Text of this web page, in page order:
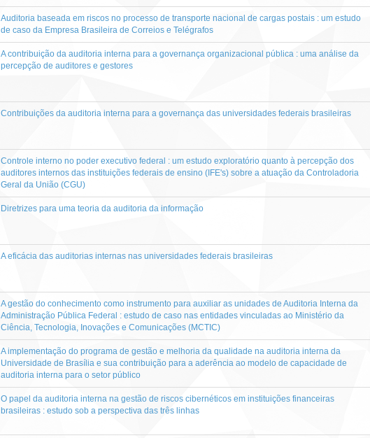
Auditoria baseada em riscos no processo de transporte nacional de cargas postais : um estudo
de caso da Empresa Brasileira de Correios e Telégrafos
A contribuição da auditoria interna para a governança organizacional pública : uma análise da
percepção de auditores e gestores
Contribuições da auditoria interna para a governança das universidades federais brasileiras
Controle interno no poder executivo federal : um estudo exploratório quanto à percepção dos
auditores internos das instituições federais de ensino (IFE's) sobre a atuação da Controladoria
Geral da União (CGU)
Diretrizes para uma teoria da auditoria da informação
A eficácia das auditorias internas nas universidades federais brasileiras
A gestão do conhecimento como instrumento para auxiliar as unidades de Auditoria Interna da
Administração Pública Federal : estudo de caso nas entidades vinculadas ao Ministério da
Ciência, Tecnologia, Inovações e Comunicações (MCTIC)
A implementação do programa de gestão e melhoria da qualidade na auditoria interna da
Universidade de Brasília e sua contribuição para a aderência ao modelo de capacidade de
auditoria interna para o setor público
O papel da auditoria interna na gestão de riscos cibernéticos em instituições financeiras
brasileiras : estudo sob a perspectiva das três linhas